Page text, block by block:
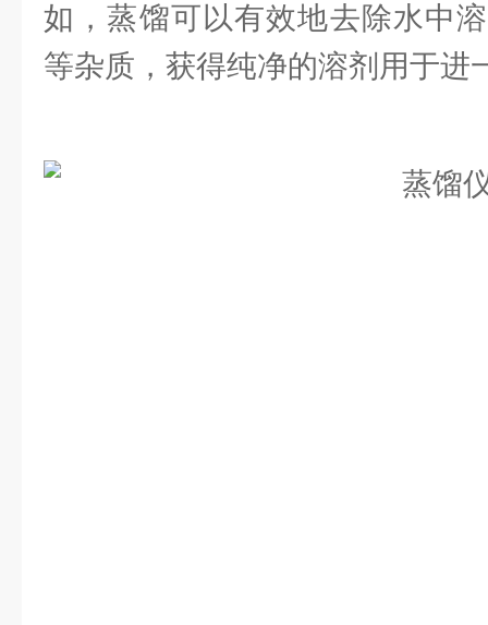
如，蒸馏可以有效地去除水中
等杂质，获得纯净的溶剂用于进